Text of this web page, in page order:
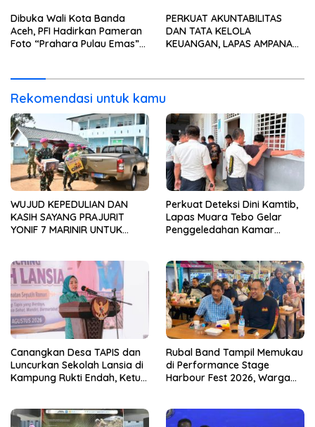
Pembangunan SDM Dimulai
dari Desa
Lampung Tunjukkan Bakat
Terbaik
Dibuka Wali Kota Banda
Aceh, PFI Hadirkan Pameran
Foto “Prahara Pulau Emas”
PERKUAT AKUNTABILITAS
DAN TATA KELOLA
KEUANGAN, LAPAS AMPANA
TAHUN ANGGARAN 2025
Rekomendasi untuk kamu
WUJUD KEPEDULIAN DAN
KASIH SAYANG PRAJURIT
YONIF 7 MARINIR UNTUK
Perkuat Deteksi Dini Kamtib,
Lapas Muara Tebo Gelar
Penggeledahan Kamar
Canangkan Desa TAPIS dan
Luncurkan Sekolah Lansia di
Kampung Rukti Endah, Ketua
dari Desa
Rubal Band Tampil Memukau
di Performance Stage
Harbour Fest 2026, Warga
Terbaik